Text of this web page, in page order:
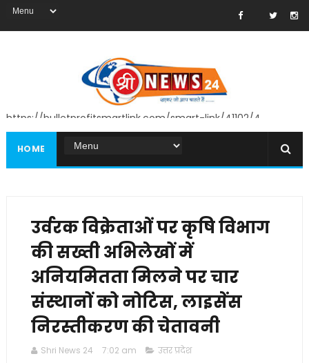
https://bulletprofitsmartlink.com/smart-link/41102/4
HOME
उर्वरक विक्रेताओं पर कृषि विभाग
की सख्ती अभिलेखों में
अनियमितता मिलने पर चार
संस्थानों को नोटिस, लाइसेंस
निरस्तीकरण की चेतावनी
Shri News 24 7:02 am उत्तर प्रदेश